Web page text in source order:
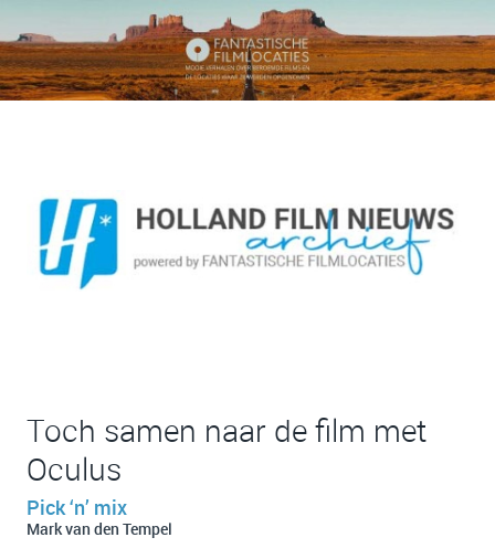
Toch samen naar de film met
Oculus
Pick ‘n’ mix
Mark van den Tempel